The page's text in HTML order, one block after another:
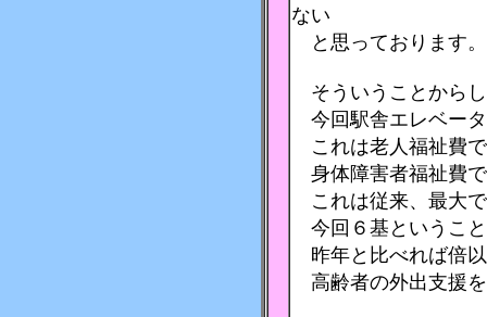
ない
と思っております。
そういうことから
今回駅舎エレベー
これは老人福祉費
身体障害者福祉費
これは従来、最大
今回６基というこ
昨年と比べれば倍
高齢者の外出支援